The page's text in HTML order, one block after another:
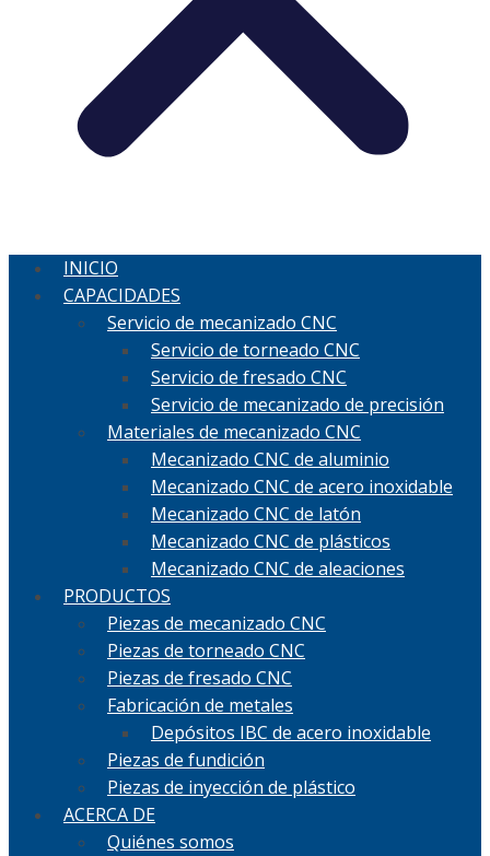
INICIO
CAPACIDADES
Servicio de mecanizado CNC
Servicio de torneado CNC
Servicio de fresado CNC
Servicio de mecanizado de precisión
Materiales de mecanizado CNC
Mecanizado CNC de aluminio
Mecanizado CNC de acero inoxidable
Mecanizado CNC de latón
Mecanizado CNC de plásticos
Mecanizado CNC de aleaciones
PRODUCTOS
Piezas de mecanizado CNC
Piezas de torneado CNC
Piezas de fresado CNC
Fabricación de metales
Depósitos IBC de acero inoxidable
Piezas de fundición
Piezas de inyección de plástico
ACERCA DE
Quiénes somos